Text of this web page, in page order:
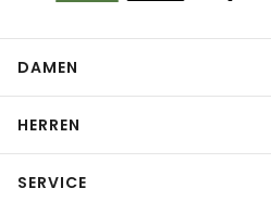
DAMEN
HERREN
SERVICE